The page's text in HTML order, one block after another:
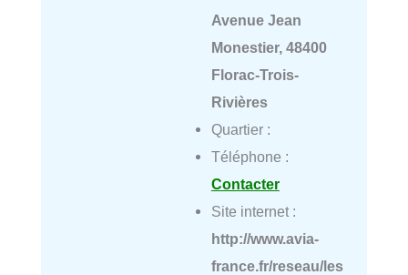
Avenue Jean
Monestier, 48400
Florac-Trois-
Rivières
Quartier :
Téléphone :
Contacter
Site internet :
http://www.avia-
france.fr/reseau/les